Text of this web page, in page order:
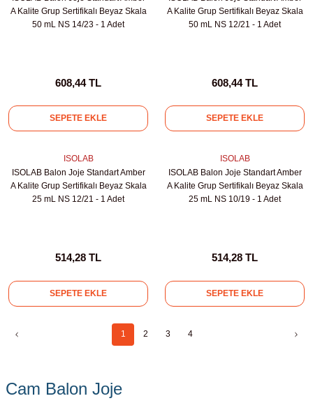
A Kalite Grup Sertifikalı Beyaz Skala
50 mL NS 14/23 - 1 Adet
608,44 TL
SEPETE EKLE
A Kalite Grup Sertifikalı Beyaz Skala
50 mL NS 12/21 - 1 Adet
608,44 TL
SEPETE EKLE
ISOLAB
ISOLAB Balon Joje Standart Amber
A Kalite Grup Sertifikalı Beyaz Skala
25 mL NS 12/21 - 1 Adet
514,28 TL
SEPETE EKLE
ISOLAB
ISOLAB Balon Joje Standart Amber
A Kalite Grup Sertifikalı Beyaz Skala
25 mL NS 10/19 - 1 Adet
514,28 TL
SEPETE EKLE
1 2 3 4
Cam Balon Joje